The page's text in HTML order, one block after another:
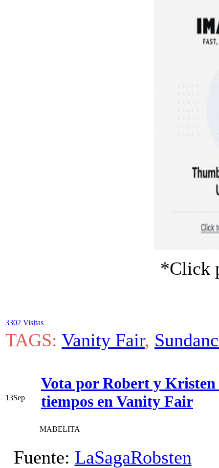
*Click
3302 Visitas
TAGS: Vanity Fair,
13Sep
Vota por Robert y
tiempos en Vanity Fair
MABELITA
Fuente: LaSagaRobsten